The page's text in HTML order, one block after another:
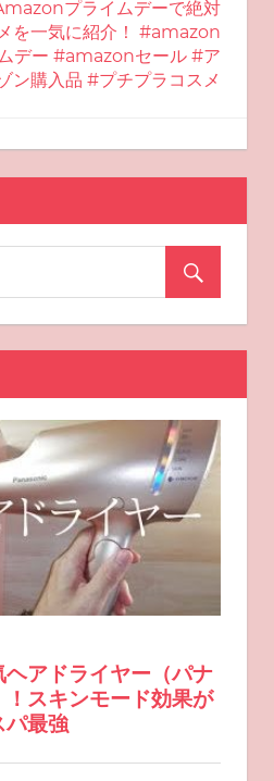
プライムデーで絶対
を一気に紹介！ #amazon
デー #amazonセール #ア
ン購入品 #プチプラコスメ